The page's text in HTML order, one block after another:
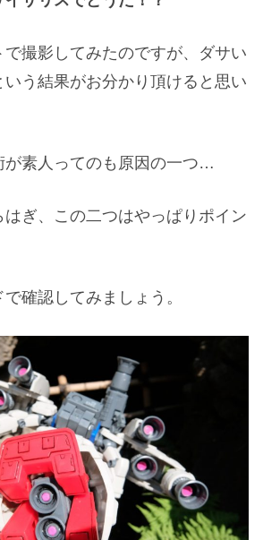
で撮影してみたのですが、ダサい
う結果がお分かり頂けると思い
が素人ってのも原因の一つ…
ぎ、この二つはやっぱりポイン
確認してみましょう。